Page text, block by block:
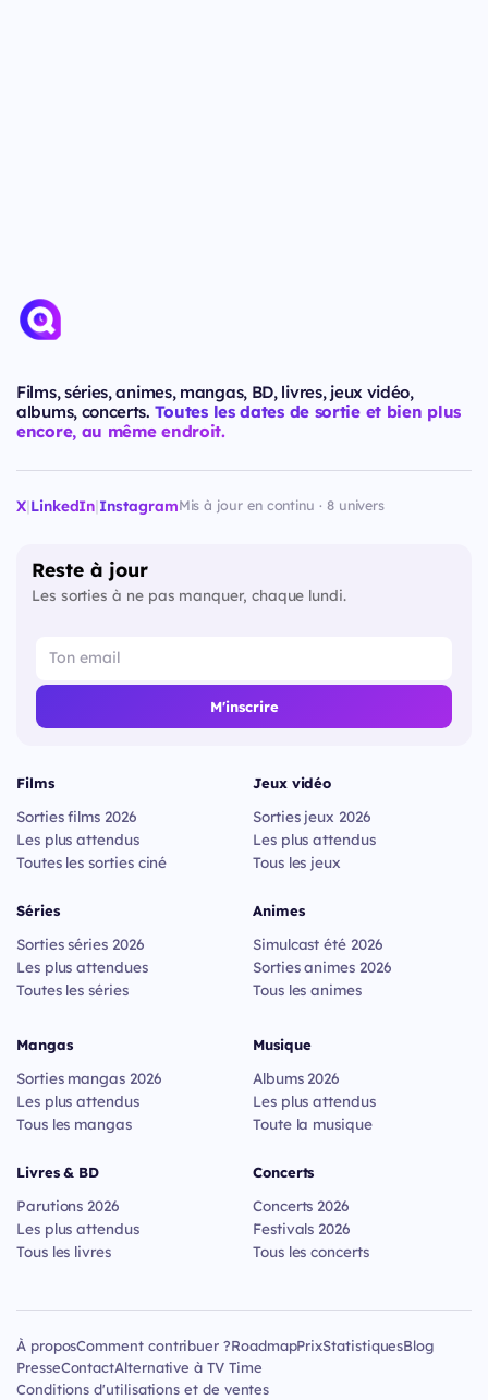
Films, séries, animes, mangas, BD, livres, jeux vidéo,
albums, concerts. Toutes les dates de sortie et bien plus
encore, au même endroit.
X|LinkedIn|InstagramMis à jour en continu · 8 univers
Reste à jour
Les sorties à ne pas manquer, chaque lundi.
M'inscrire
Films
Sorties films 2026
Les plus attendus
Toutes les sorties ciné
Séries
Sorties séries 2026
Les plus attendues
Toutes les séries
Jeux vidéo
Sorties jeux 2026
Les plus attendus
Tous les jeux
Animes
Simulcast été 2026
Sorties animes 2026
Tous les animes
Mangas
Sorties mangas 2026
Les plus attendus
Tous les mangas
Livres & BD
Parutions 2026
Les plus attendus
Tous les livres
Musique
Albums 2026
Les plus attendus
Toute la musique
Concerts
Concerts 2026
Festivals 2026
Tous les concerts
À proposComment contribuer ?RoadmapPrixStatistiquesBlog
PresseContactAlternative à TV Time
Conditions d'utilisations et de ventes